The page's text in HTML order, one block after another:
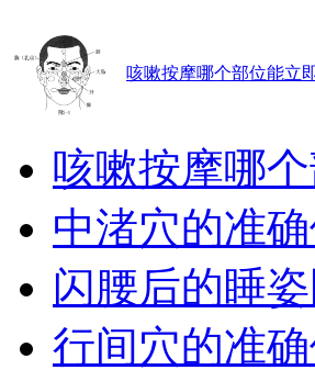
咳嗽按摩哪个部位能立
咳嗽按摩哪
中渚穴的准
闪腰后的睡
行间穴的准